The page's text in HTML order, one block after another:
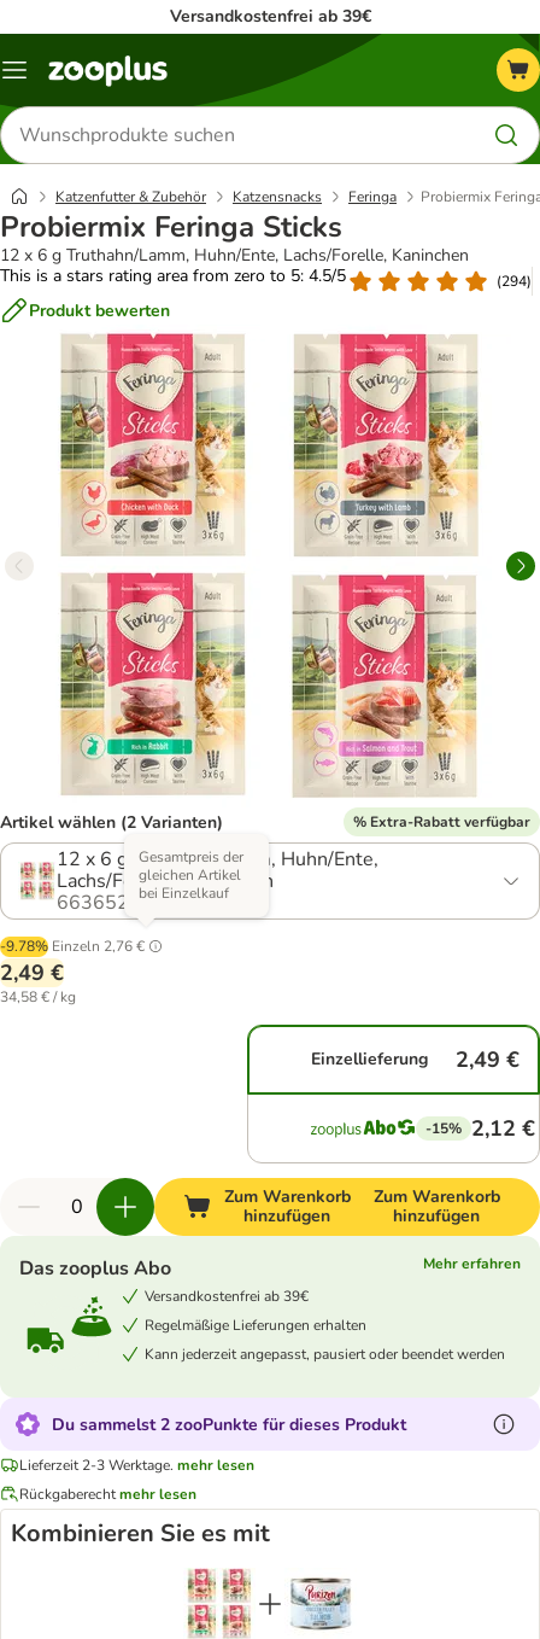
Versandkostenfrei ab 39€
Menü
Produkte
suchen
Katzenfutter & Zubehör Katzensnacks Feringa Probiermix
Probiermix Feringa Sticks
12 x 6 g Truthahn/Lamm, Huhn/Ente, Lachs/Forelle, Kaninchen
This is a stars rating area from zero to 5: 4.5/5
(294)
Produkt bewerten
Artikel wählen (2 Varianten) % Extra-Rabatt verfügbar
12 x 6 g Truthahn/Lamm, Huhn/Ente,
Lachs/Forelle, Kaninchen
663652.2
-9.78% Einzeln 2,76 €
Gesamtpreis der
gleichen Artikel
bei Einzelkauf
2,49 €
34,58 € / kg
Einzellieferung 2,49 €
-15% 2,12 €
Zum Warenkorb
hinzufügen
Zum Warenkorb
hinzufügen
Das zooplus Abo
Mehr erfahren
Versandkostenfrei ab 39€
Regelmäßige Lieferungen erhalten
Kann jederzeit angepasst, pausiert oder beendet werden
Du sammelst 2 zooPunkte für dieses Produkt
Lieferzeit 2-3 Werktage. mehr lesen
Rückgaberechtmehr lesen
Kombinieren Sie es mit